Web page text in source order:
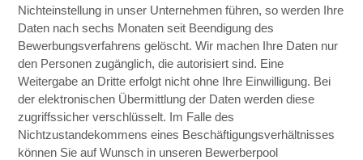
Nichteinstellung in unser Unternehmen führen, so werden Ihre
Daten nach sechs Monaten seit Beendigung des
Bewerbungsverfahrens gelöscht. Wir machen Ihre Daten nur
den Personen zugänglich, die autorisiert sind. Eine
Weitergabe an Dritte erfolgt nicht ohne Ihre Einwilligung. Bei
der elektronischen Übermittlung der Daten werden diese
zugriffssicher verschlüsselt. Im Falle des
Nichtzustandekommens eines Beschäftigungsverhältnisses
können Sie auf Wunsch in unseren Bewerberpool